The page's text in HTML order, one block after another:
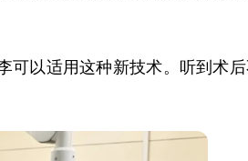
可以适用这种新技术。听到术